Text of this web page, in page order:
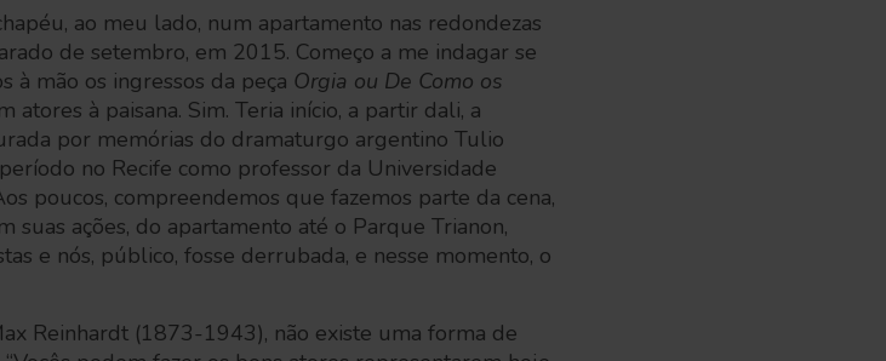
ao meu lado, num apartamento nas redondezas
de setembro, em 2015. Começo a me indagar se
à mão os ingressos da peça Orgia ou De Como os
atores à paisana. Sim. Teria início, a partir dali, a
por memórias do dramaturgo argentino Tulio
no Recife como professor da Universidade
poucos, compreendemos que fazemos parte da cena,
suas ações, do apartamento até o Parque Trianon,
e nós, público, fosse derrubada, e nesse momento, o
Reinhardt (1873-1943), não existe uma forma de